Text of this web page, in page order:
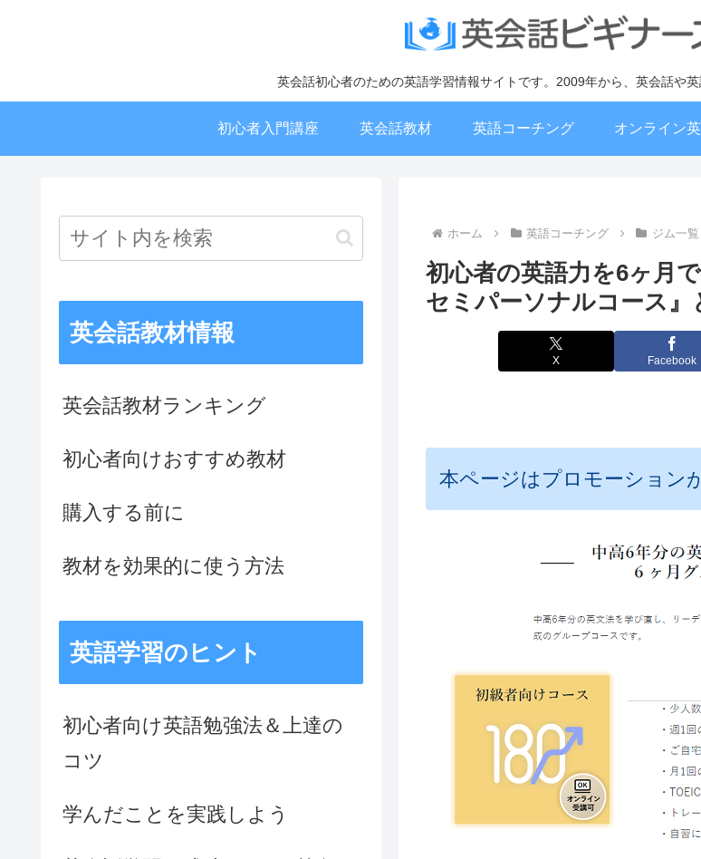
英会話初心者のための英語学習情報サイトです。2009年から、英会話や
初心者入門講座 英会話教材 英語コーチング オンライン
ホーム 英語コーチング ジム一覧
初心者の英語力を6ヶ月
セミパーソナルコース』
X Facebook
本ページはプロモーション
英会話教材情報
英会話教材ランキング
初心者向けおすすめ教材
購入する前に
教材を効果的に使う方法
英語学習のヒント
初心者向け英語勉強法＆上達の
コツ
学んだことを実践しよう